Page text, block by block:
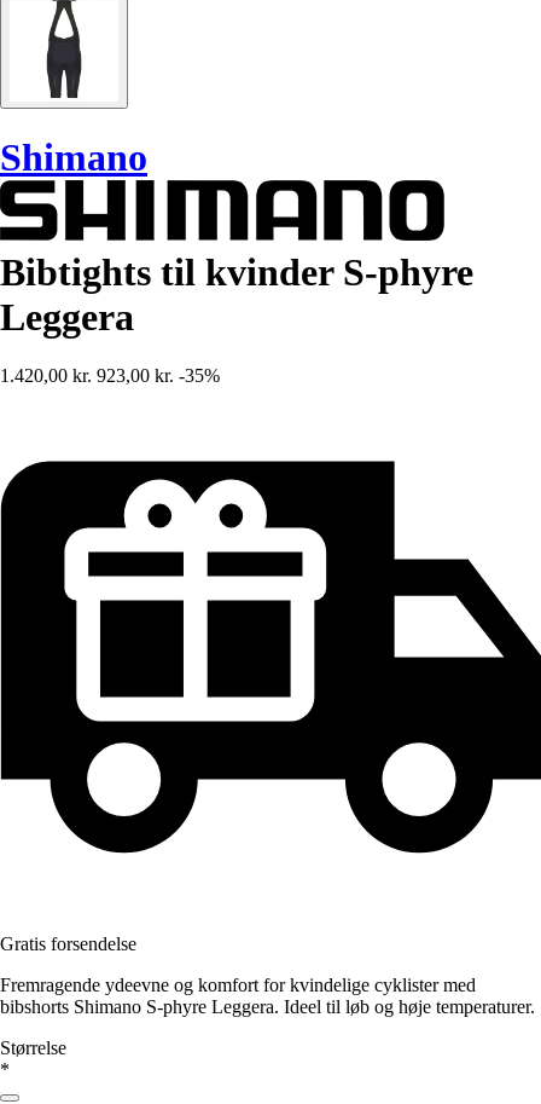
Shimano
Bibtights til kvinder S-phyre
Leggera
1.420,00 kr. 923,00 kr. -35%
Gratis forsendelse
Fremragende ydeevne og komfort for kvindelige cyklister med
bibshorts Shimano S-phyre Leggera. Ideel til løb og høje temperaturer.
Størrelse
*